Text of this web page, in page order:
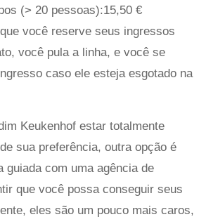
(> 20 pessoas):15,50 €
você reserve seus ingressos
você pula a linha, e você se
caso ele esteja esgotado na
Keukenhof estar totalmente
sua preferência, outra opção é
guiada com uma agência de
que você possa conseguir seus
eles são um pouco mais caros,